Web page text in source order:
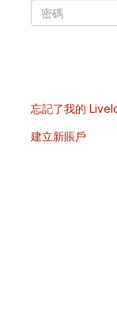
忘記了我的
建立新賬戶